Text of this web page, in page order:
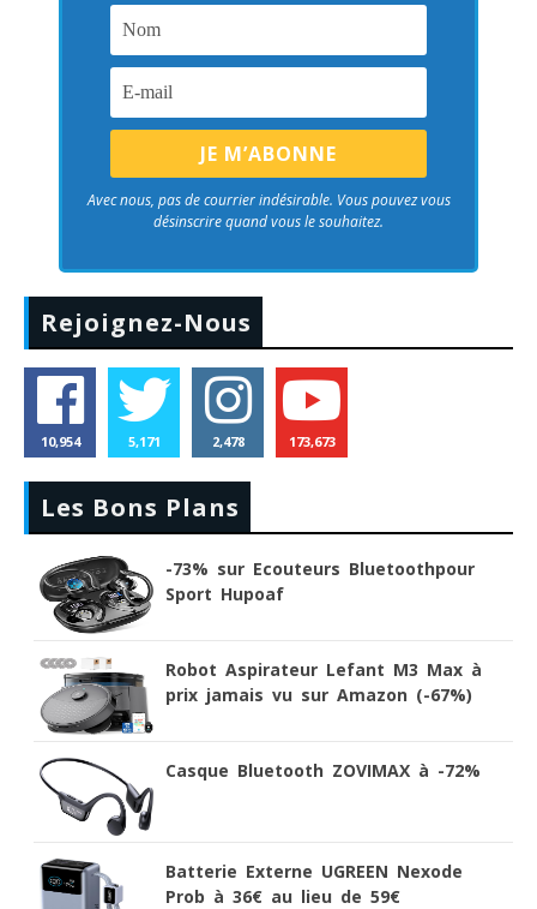
Avec nous, pas de courrier indésirable. Vous pouvez vous
désinscrire quand vous le souhaitez.
Rejoignez-Nous
10,954 5,171 2,478 173,673
Les Bons Plans
-73% sur Ecouteurs Bluetoothpour
Sport Hupoaf
Robot Aspirateur Lefant M3 Max à
prix jamais vu sur Amazon (-67%)
Casque Bluetooth ZOVIMAX à -72%
Batterie Externe UGREEN Nexode
Prob à 36€ au lieu de 59€